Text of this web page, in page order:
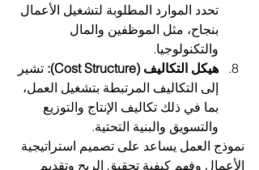
تحدد الموارد المطلوبة لتشغيل الأعمال
بنجاح، مثل الموظفين والمال
والتكنولوجيا.
هيكل التكاليف (Cost Structure):
تشير
إلى التكاليف المرتبطة بتشغيل العمل،
بما في ذلك تكاليف الإنتاج والتوزيع
والتسويق والبنية التحتية.
نموذج العمل يساعد على تصميم استراتيجية
الأعمال وفهم كيفية تحقيق الربح وتقديم